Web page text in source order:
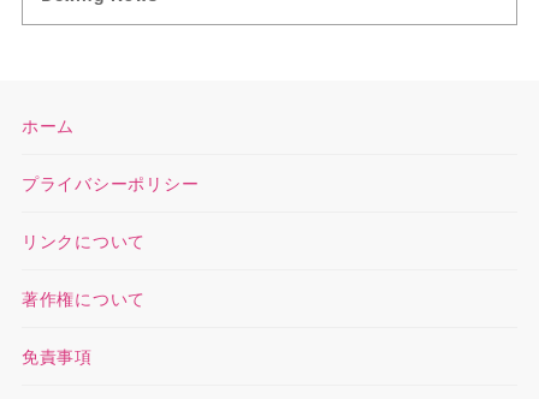
ホーム
プライバシーポリシー
リンクについて
著作権について
免責事項